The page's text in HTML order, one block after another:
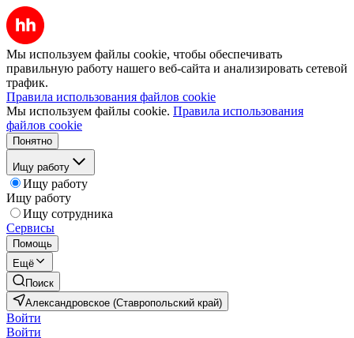
Мы используем файлы cookie, чтобы обеспечивать
правильную работу нашего веб-сайта и анализировать сетевой
трафик.
Правила использования файлов cookie
Мы используем файлы cookie. Правила использования
файлов cookie
Понятно
Ищу работу
Ищу работу
Ищу работу
Ищу сотрудника
Сервисы
Помощь
Ещё
Поиск
Александровское (Ставропольский край)
Войти
Войти